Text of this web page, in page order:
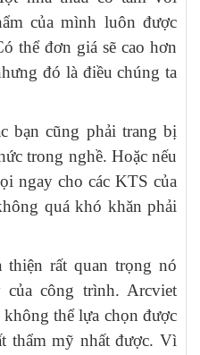
của mình luôn được
thể đơn giá sẽ cao hơn
đó là điều chúng ta
bạn cũng phải trang bị
trong nghề. Hoặc nếu
ngay cho các KTS của
quá khó khăn phải
thiện rất quan trọng nó
công trình. Arcviet
không thể lựa chọn được
thẩm mỹ nhất được. Vì